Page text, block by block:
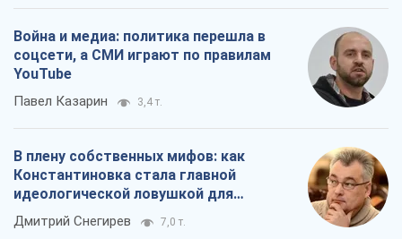
Война и медиа: политика перешла в
соцсети, а СМИ играют по правилам
YouTube
Павел Казарин 3,4 т.
В плену собственных мифов: как
Константиновка стала главной
идеологической ловушкой для
российских оккупантов
Дмитрий Снегирев 7,0 т.